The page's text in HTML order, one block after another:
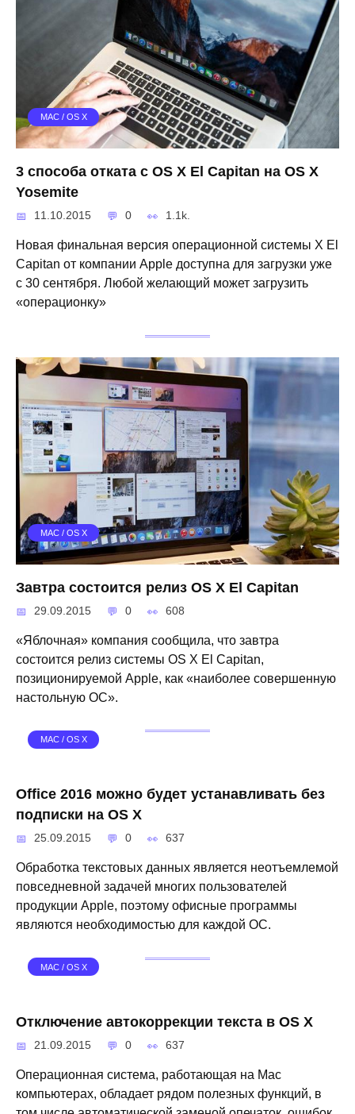
MAC / OS X
3 способа отката с OS X El Capitan на OS X
Yosemite
11.10.2015 0 1.1k.
Новая финальная версия операционной системы X El
Capitan от компании Apple доступна для загрузки уже
с 30 сентября. Любой желающий может загрузить
«операционку»
MAC / OS X
Завтра состоится релиз OS X El Capitan
29.09.2015 0 608
«Яблочная» компания сообщила, что завтра
состоится релиз системы OS X El Capitan,
позиционируемой Apple, как «наиболее совершенную
настольную ОС».
MAC / OS X
Office 2016 можно будет устанавливать без
подписки на OS X
25.09.2015 0 637
Обработка текстовых данных является неотъемлемой
повседневной задачей многих пользователей
продукции Apple, поэтому офисные программы
являются необходимостью для каждой ОС.
MAC / OS X
Отключение автокоррекции текста в OS X
21.09.2015 0 637
Операционная система, работающая на Mac
компьютерах, обладает рядом полезных функций, в